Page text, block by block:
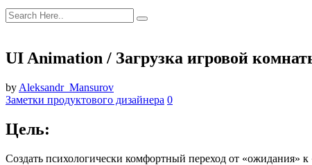
UI Animation / Загрузка игровой
by Aleksandr_Mansurov
Заметки продуктового дизайнера 0
Цель:
Создать психологически комфортный переход от «ожидания» к